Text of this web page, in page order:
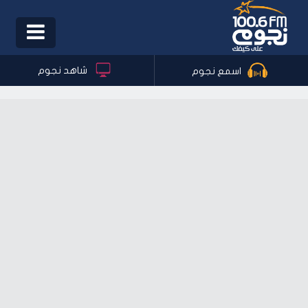
Toggle
اسمع نجوم شاهد نجوم